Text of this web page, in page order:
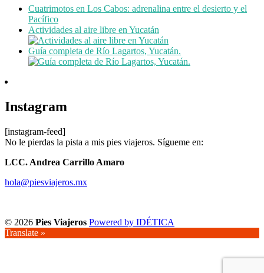
Cuatrimotos en Los Cabos: adrenalina entre el desierto y el
Pacífico
Actividades al aire libre en Yucatán
Guía completa de Río Lagartos, Yucatán.
Instagram
[instagram-feed]
No le pierdas la pista a mis pies viajeros. Sígueme en:
LCC. Andrea Carrillo Amaro
hola@piesviajeros.mx
© 2026 Pies Viajeros Powered by IDÉTICA
Translate »